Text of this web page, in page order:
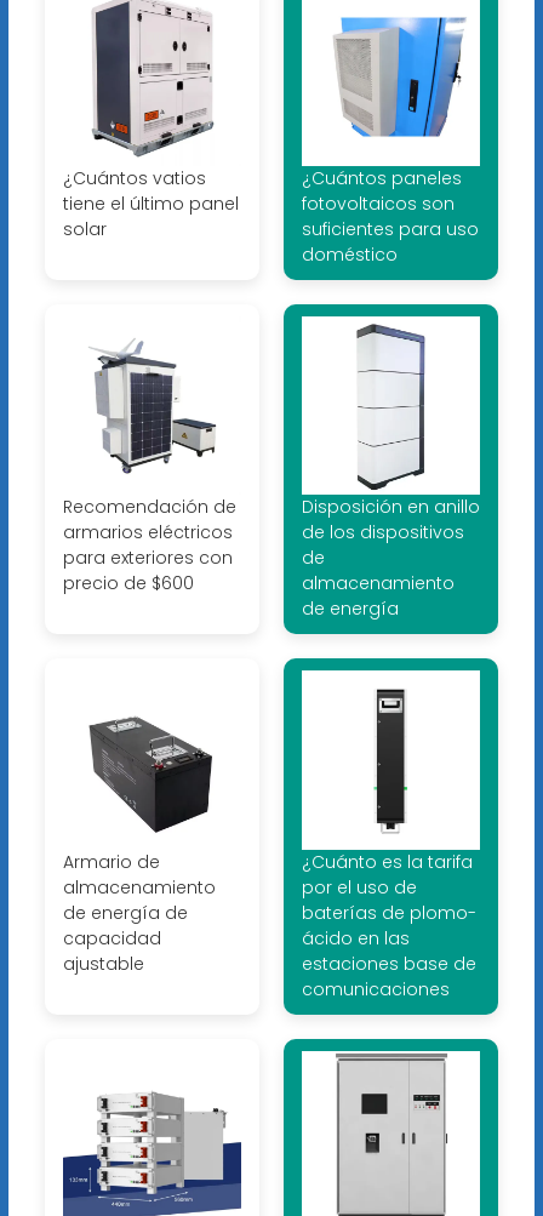
¿Cuántos vatios
tiene el último panel
solar
¿Cuántos paneles
fotovoltaicos son
suficientes para uso
doméstico
Recomendación de
armarios eléctricos
para exteriores con
precio de $600
Disposición en anillo
de los dispositivos
de
almacenamiento
de energía
Armario de
almacenamiento
de energía de
capacidad
ajustable
¿Cuánto es la tarifa
por el uso de
baterías de plomo-
ácido en las
estaciones base de
comunicaciones